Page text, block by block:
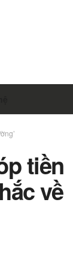
tiền
về